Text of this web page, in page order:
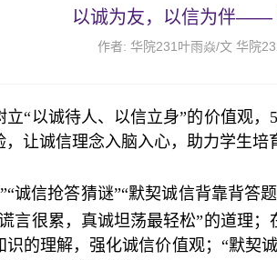
以诚为友，以信为伴——
作者: 华院231叶雨焱/文 华院
立“以诚待人、以信立身”的价值观，
让诚信理念入脑入心，助力学生培
”“诚信抢答猜谜”“默契诚信背靠背答题
言很累，真诚坦荡最轻松”的道理；
的理解，强化诚信价值观；“默契